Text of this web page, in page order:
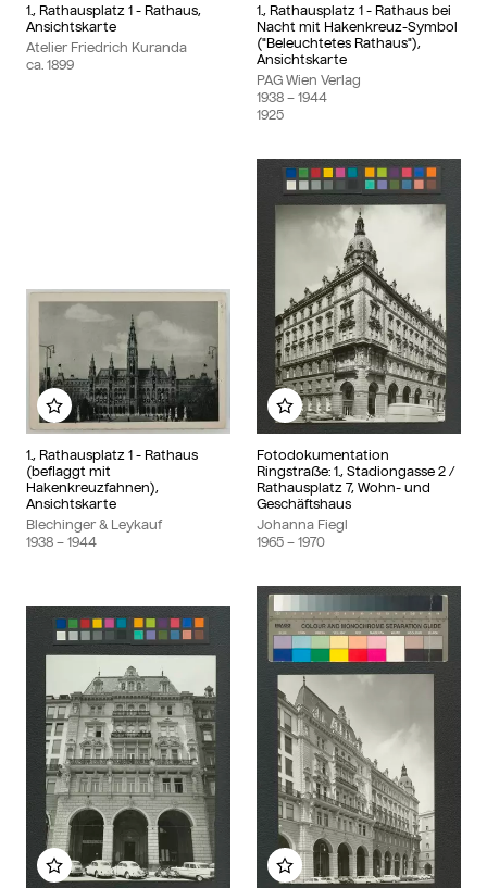
1., Rathausplatz 1 - Rathaus,
Ansichtskarte
Atelier Friedrich Kuranda
ca. 1899
1., Rathausplatz 1 - Rathaus bei
Nacht mit Hakenkreuz-Symbol
("Beleuchtetes Rathaus"),
Ansichtskarte
PAG Wien Verlag
1938 – 1944
1925
1., Rathausplatz 1 - Rathaus
(beflaggt mit
Hakenkreuzfahnen),
Ansichtskarte
Blechinger & Leykauf
1938 – 1944
Add to my album
Fotodokumentation
Ringstraße: 1., Stadiongasse 2 /
Rathausplatz 7, Wohn- und
Geschäftshaus
Johanna Fiegl
1965 – 1970
Add to my album
Add to my album Add to my album